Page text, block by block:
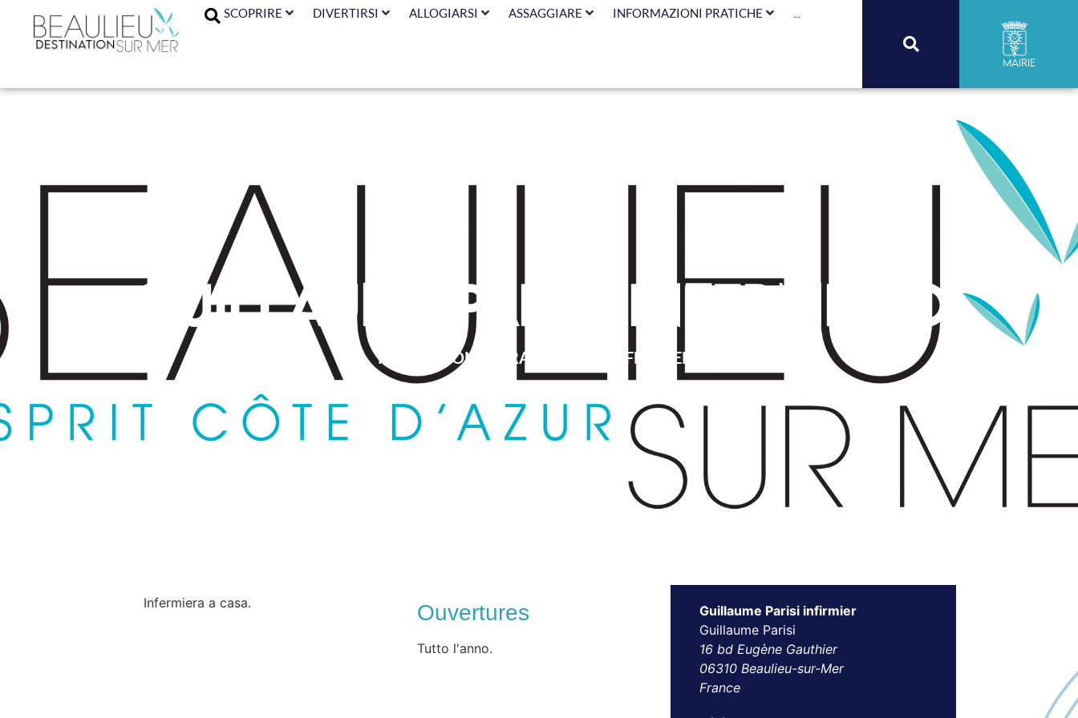
SCOPRIRE DIVERTIRSI ALLOGIARSI ASSAGGIARE INFORMAZIONI PRATICHE
Mairie
Guillaume Parisi infermiero
PROFESSIONE PARAMEDICA – INFERMIERE
Infermiera a casa. Ouvertures
Tutto l'anno.
Guillaume Parisi infirmier
Guillaume Parisi
16 bd Eugène Gauthier
06310 Beaulieu-sur-Mer
France